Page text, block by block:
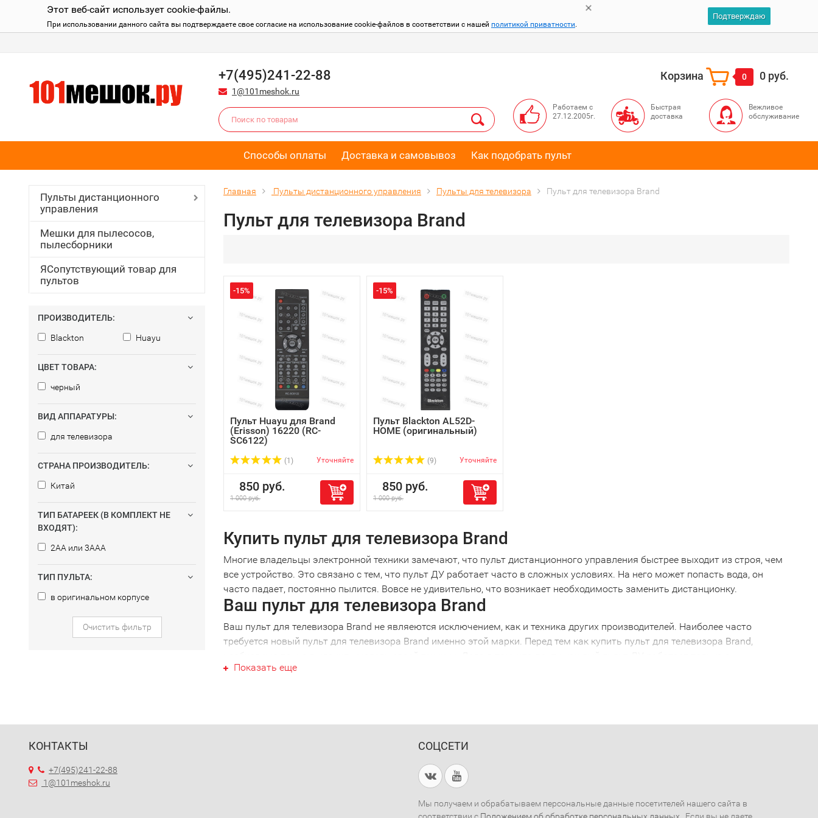
Этот веб-сайт использует cookie-файлы.
При использовании данного сайта вы подтверждаете свое согласие на использование cookie-файлов в соответствии с нашей политикой приватности.
Подтверждаю
+7(495)241-22-88
1@101meshok.ru
Корзина 0 0 руб.
Работаем с
27.12.2005г.
Быстрая
доставка
Вежливое
обслуживание
Способы оплаты Доставка и самовывоз Как подобрать пульт
Пульты дистанционного
управления
Мешки для пылесосов,
пылесборники
ЯСопутствующий товар для
пультов
ПРОИЗВОДИТЕЛЬ:
Blackton Huayu
ЦВЕТ ТОВАРА:
черный
ВИД АППАРАТУРЫ:
для телевизора
СТРАНА ПРОИЗВОДИТЕЛЬ:
Китай
ТИП БАТАРЕЕК (В КОМПЛЕКТ НЕ
ВХОДЯТ):
2AA или 3AAA
ТИП ПУЛЬТА:
в оригинальном корпусе
Очистить фильтр
Главная Пульты дистанционного управления Пульты для телевизора Пульт для телевизора Brand
Пульт для телевизора Brand
-15%
Пульт Huayu для Brand
(Erisson) 16220 (RC-
SC6122)
(1) Уточняйте
850 руб.
1 000 руб.
-15%
Пульт Blackton AL52D-
HOME (оригинальный)
(9) Уточняйте
850 руб.
1 000 руб.
Купить пульт для телевизора Brand
Многие владельцы электронной техники замечают, что пульт дистанционного управления быстрее выходит из строя, чем
все устройство. Это связано с тем, что пульт ДУ работает часто в сложных условиях. На него может попасть вода, он
часто падает, постоянно пылится. Вовсе не удивительно, что возникает необходимость заменить дистанционку.
Ваш пульт для телевизора Brand
Ваш пульт для телевизора Brand не являеются исключением, как и техника других производителей. Наиболее часто
требуется новый пульт для телевизора Brand именно этой марки. Перед тем как купить пульт для телевизора Brand,
определенной моделью. Ошибившись в выборе, вы получите просто красивое устройство, которое не будет работать с
Универсальный пульт для телевизора Brand
При наличии нескольких видов техники удобно использовать универсальный пульт для телевизора Brand. С его помощью
можно избавиться от необходимости выбирать нужный пульт, все управление сосредоточено в одном месте. Вам больше
не потребуется искать потерянный пульт, достаточно одного устройства.
Выбрать и купить пульт для телевизора Brand
Показать еще
КОНТАКТЫ
+7(495)241-22-88
1@101meshok.ru
СОЦСЕТИ
Мы получаем и обрабатываем персональные данные посетителей нашего сайта в